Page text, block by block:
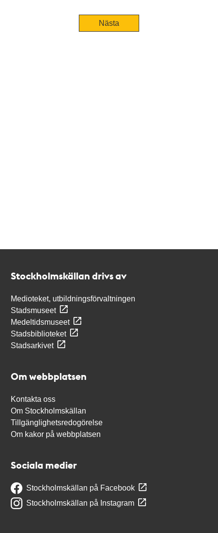
TidigareNästa
Stockholmskällan drivs av
Medioteket, utbildningsförvaltningen
Stadsmuseet
Medeltidsmuseet
Stadsbiblioteket
Stadsarkivet
Om webbplatsen
Kontakta oss
Om Stockholmskällan
Tillgänglighetsredogörelse
Om kakor på webbplatsen
Sociala medier
Stockholmskällan på Facebook
Stockholmskällan på Instagram